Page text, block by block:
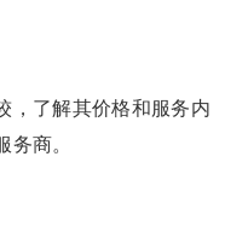
，了解其价格和服务内
务商。